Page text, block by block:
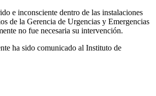
e inconsciente dentro de las instalaciones
de la Gerencia de Urgencias y Emergencias
no fue necesaria su intervención.
ha sido comunicado al Instituto de